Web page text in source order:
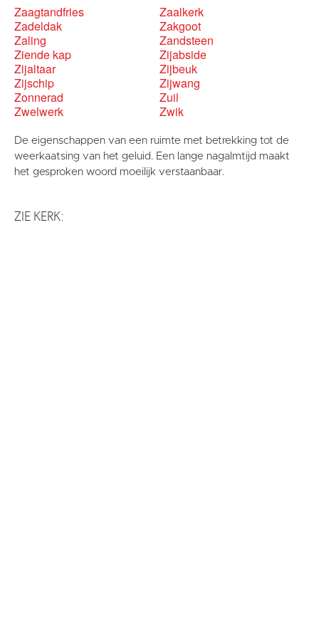
Zaagtandfries
Zaalkerk
Zadeldak
Zakgoot
Zaling
Zandsteen
Ziende kap
Zijabside
Zijaltaar
Zijbeuk
Zijschip
Zijwang
Zonnerad
Zuil
Zwelwerk
Zwik
De eigenschappen van een ruimte met betrekking tot de
weerkaatsing van het geluid. Een lange nagalmtijd maakt
het gesproken woord moeilijk verstaanbaar.
ZIE KERK: